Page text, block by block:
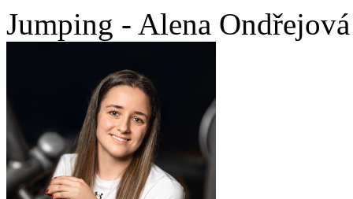
Jumping - Alena Ondřejová